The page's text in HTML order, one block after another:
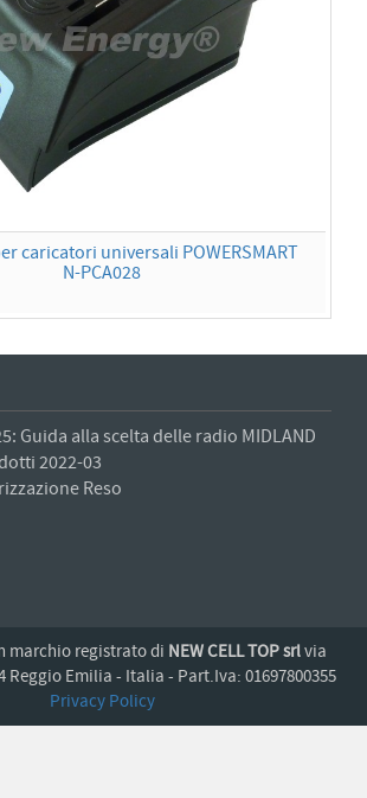
caricatori universali POWERSMART
N-PCA028
Guida alla scelta delle radio MIDLAND
2022-03
Reso
marchio registrato di NEW CELL TOP srlvia
Reggio Emilia - Italia - Part.Iva: 01697800355
Privacy Policy